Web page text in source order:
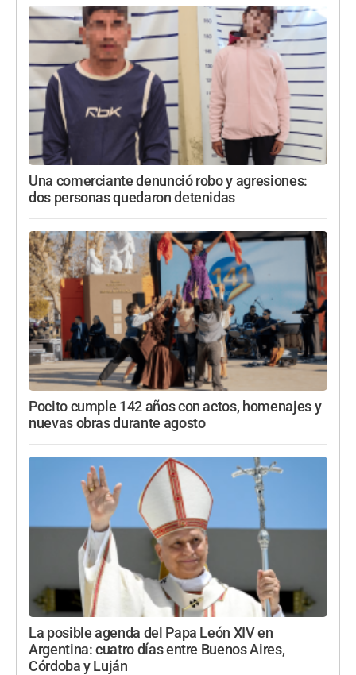
Una comerciante denunció robo y agresiones:
dos personas quedaron detenidas
Pocito cumple 142 años con actos, homenajes y
nuevas obras durante agosto
La posible agenda del Papa León XIV en
Argentina: cuatro días entre Buenos Aires,
Córdoba y Luján